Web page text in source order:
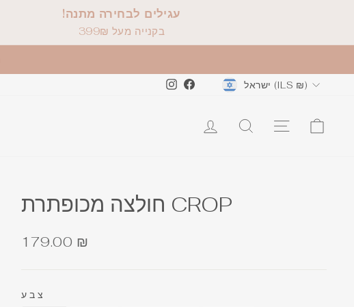
עגילים לבחירה מתנה!
בקנייה מעל 399₪
Instagram
Facebook ישראל (ILS ₪)
חולצה מכופתרת CROP
מחיר
179.00 ₪
צבע